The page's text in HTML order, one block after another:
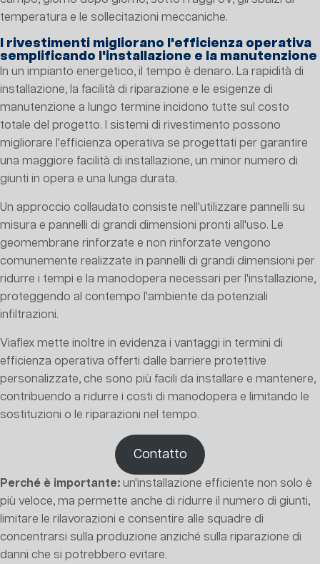
temperatura e le sollecitazioni meccaniche.
I rivestimenti migliorano l'efficienza operativa
semplificando l'installazione e la manutenzione
In un impianto energetico, il tempo è denaro. La rapidità di
installazione, la facilità di riparazione e le esigenze di
manutenzione a lungo termine incidono tutte sul costo
totale del progetto. I sistemi di rivestimento possono
migliorare l'efficienza operativa se progettati per garantire
una maggiore facilità di installazione, un minor numero di
giunti in opera e una lunga durata.
Un approccio collaudato consiste nell'utilizzare pannelli su
misura e pannelli di grandi dimensioni pronti all'uso. Le
geomembrane rinforzate e non rinforzate vengono
comunemente realizzate in pannelli di grandi dimensioni per
ridurre i tempi e la manodopera necessari per l'installazione,
proteggendo al contempo l'ambiente da potenziali
infiltrazioni.
Viaflex mette inoltre in evidenza i vantaggi in termini di
efficienza operativa offerti dalle barriere protettive
personalizzate, che sono più facili da installare e mantenere,
contribuendo a ridurre i costi di manodopera e limitando le
sostituzioni o le riparazioni nel tempo.
Contatto
Perché è importante: un'installazione efficiente non solo è
più veloce, ma permette anche di ridurre il numero di giunti,
limitare le rilavorazioni e consentire alle squadre di
concentrarsi sulla produzione anziché sulla riparazione di
danni che si potrebbero evitare.